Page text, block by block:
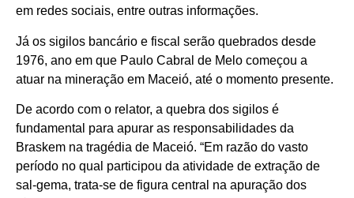
em redes sociais, entre outras informações.
Já os sigilos bancário e fiscal serão quebrados desde
1976, ano em que Paulo Cabral de Melo começou a
atuar na mineração em Maceió, até o momento presente.
De acordo com o relator, a quebra dos sigilos é
fundamental para apurar as responsabilidades da
Braskem na tragédia de Maceió. “Em razão do vasto
período no qual participou da atividade de extração de
sal-gema, trata-se de figura central na apuração dos